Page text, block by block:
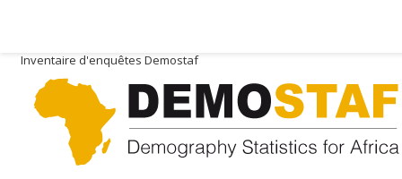
Inventaire d'enquêtes Demostaf